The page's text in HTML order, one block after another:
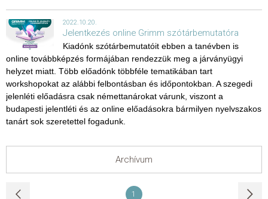
2022.10.20.
Jelentkezés online Grimm szótárbemutatóra
Kiadónk szótárbemutatóit ebben a tanévben is
online továbbképzés formájában rendezzük meg a járványügyi
helyzet miatt. Több előadónk többféle tematikában tart
workshopokat az alábbi felbontásban és időpontokban. A szegedi
jelenléti előadásra csak némettanárokat várunk, viszont a
budapesti jelentléti és az online előadásokra bármilyen nyelvszakos
tanárt sok szeretettel fogadunk.
Archívum
1
EGYÉB SZÓTÁR
NYELVKÖNYV
SEGÍTHETEK?
HÍREK
KAPCSOLAT
ADATKEZELÉSI ÉS ADATVÉDELMI SZABÁLYZAT